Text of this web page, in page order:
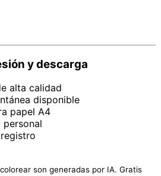
y descarga
alta calidad
disponible
papel A4
personal
son generadas por IA. Gratis